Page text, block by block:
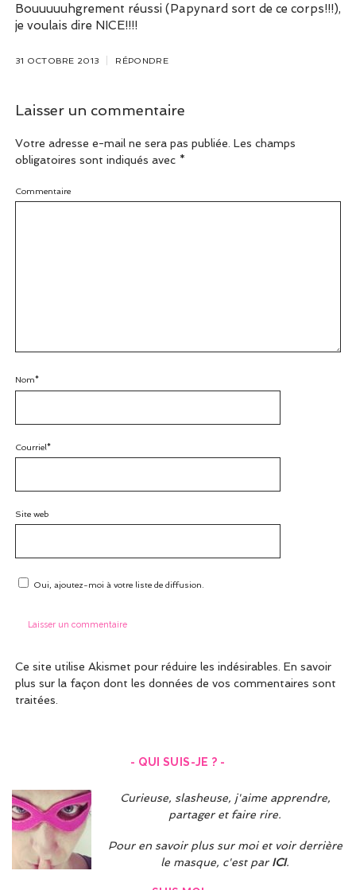
Bouuuuuhgrement réussi (Papynard sort de ce corps!!!),
je voulais dire NICE!!!!
31 OCTOBRE 2013 RÉPONDRE
Laisser un commentaire
Votre adresse e-mail ne sera pas publiée. Les champs
obligatoires sont indiqués avec *
Commentaire
Nom*
Courriel*
Site web
Oui, ajoutez-moi à votre liste de diffusion.
Ce site utilise Akismet pour réduire les indésirables. En savoir
plus sur la façon dont les données de vos commentaires sont
traitées
- QUI SUIS-JE ? -
Curieuse, slasheuse, j'aime apprendre,
partager et faire rire.
Pour en savoir plus sur moi et voir derrière
le masque, c'est par ICI.